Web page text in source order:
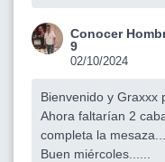
Conocer
9
02/10/2024
Bienvenido y Graxxx
Ahora faltarían 2
completa la mesaza....
Buen miércoles......